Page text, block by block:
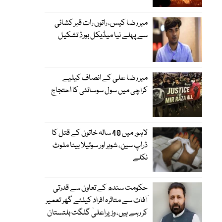
میر رضا کیس، راتوں رات قبر کشائی
سے پہلے نیا میڈیکل بورڈ تشکیل
میر رضا علی کے انصاف کیلیے
کراچی میں سول سوسائٹی کا احتجاج
لاہور میں 40 سالہ خاتون کے قتل کا
ڈراپ سین، شوہر اور سوتیلا بیٹا ملوث
نکلے
حکومت سندھ کے تعاون سے قدرتی
آفات سے متاثرہ افراد کیلئے گھر تعمیر
کر رہے ہیں، وزیراعلیٰ گلگت بلتستان